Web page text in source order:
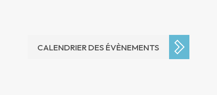
CALENDRIER DES ÉVÈNEMENTS